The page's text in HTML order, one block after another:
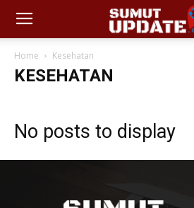
Home Kesehatan
KESEHATAN
No posts to display